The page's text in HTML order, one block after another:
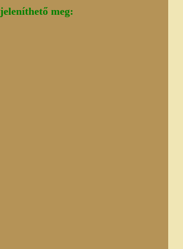
jeleníthető meg: